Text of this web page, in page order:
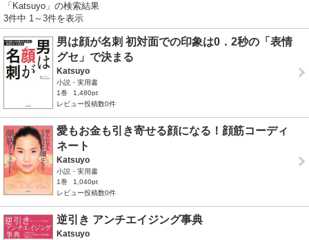
「Katsuyo」の検索結果
3件中 1～3件を表示
男は顔が名刺 初対面での印象は0．2秒の「表情
グセ」で決まる
Katsuyo
小説・実用書
1巻
1,480pt
レビュー投稿数0件
愛もお金も引き寄せる顔になる！顔筋コーディ
ネート
Katsuyo
小説・実用書
1巻
1,040pt
レビュー投稿数0件
逆引き アンチエイジング事典
Katsuyo